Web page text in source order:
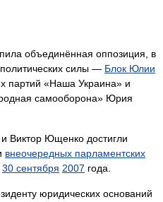
объединённая оппозиция, в
силы — Блок Юлии
партий «Наша Украина» и
самооборона» Юрия
Виктор Ющенко достигли
внеочередных парламентских
30 сентября 2007 года.
юридических оснований